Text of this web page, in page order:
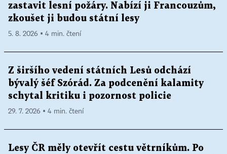
zastavit lesní požáry. Nabízí ji Francouzům,
zkoušet ji budou státní lesy
5. 8. 2026 ▪ 4 min. čtení
Z širšího vedení státních Lesů odchází
bývalý šéf Szórád. Za podcenění kalamity
schytal kritiku i pozornost policie
29. 7. 2026 ▪ 4 min. čtení
Lesy ČR měly otevřít cestu větrníkům. Po